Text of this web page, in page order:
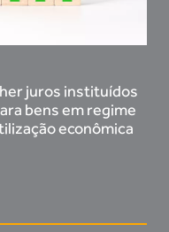
juros instituídos
bens em regime
econômica